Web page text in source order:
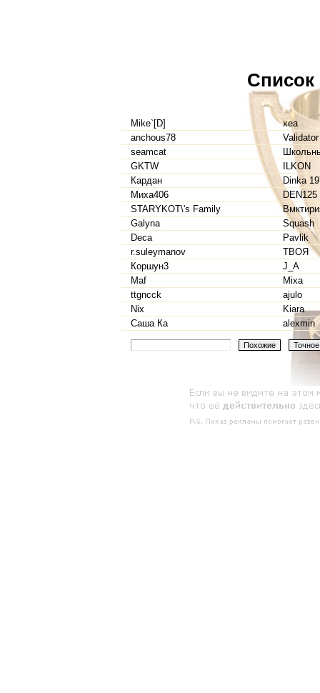
Список
Mike`[D]
xea
anchous78
Validator
seamcat
GKTW
ILKON
Кардан
Dinka
Миха406
DEN125
STARYKOT\'s Family
Galyna
Squash
Deca
Pavlik
r.suleymanov
ТВОЯ
Коршун3
J_A
Maf
Mixa
ttgncck
ajulo
Nix
Kiara
Саша Ка
alexmin